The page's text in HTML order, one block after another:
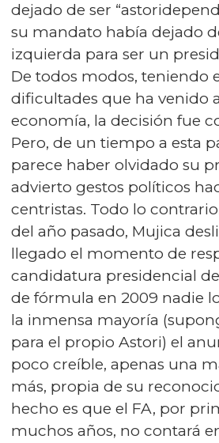
dejado de ser
su mandato había dejado
izquierda para ser un
De todos modos, teniendo
dificultades que ha venido
economía, la decisión fue
Pero, de un tiempo a esta
parece haber olvidado su
advierto gestos políticos
centristas. Todo lo
del año pasado, Mujica
llegado el momento de
candidatura presidencial
de fórmula en 2009 nadie
la inmensa mayoría
para el propio Astori) el
poco creíble, apenas una
más, propia de su
hecho es que el FA, por
muchos años, no contará